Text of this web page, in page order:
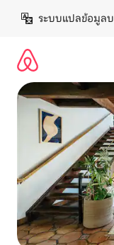
เนื้อหา
ระบบแปลข้อมูล